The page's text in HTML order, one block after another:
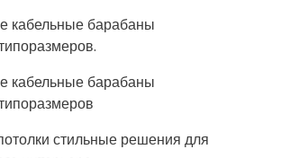
кабельные барабаны
кабельные барабаны
стильные решения для